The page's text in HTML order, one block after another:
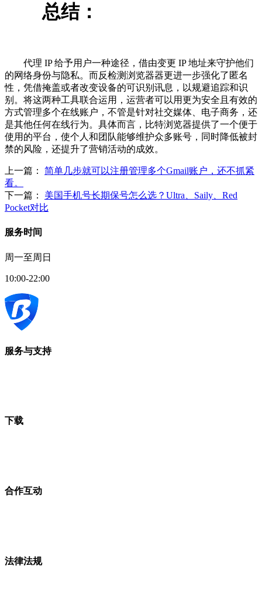
总结：
代理 IP 给予用户一种途径，借由变更 IP 地址来守护他们
的网络身份与隐私。而反检测浏览器器更进一步强化了匿名
性，凭借掩盖或者改变设备的可识别讯息，以规避追踪和识
别。将这两种工具联合运用，运营者可以用更为安全且有效的
方式管理多个在线账户，不管是针对社交媒体、电子商务，还
是其他任何在线行为。具体而言，比特浏览器提供了一个便于
使用的平台，使个人和团队能够维护众多账号，同时降低被封
禁的风险，还提升了营销活动的成效。
上一篇： 简单几步就可以注册管理多个Gmail账户，还不抓紧
看。
下一篇： 美国手机号长期保号怎么选？Ultra、Saily、Red
Pocket对比
服务时间
周一至周日
10:00-22:00
服务与支持
下载
合作互动
法律法规